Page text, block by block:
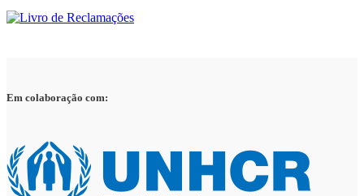
Em colaboração com: